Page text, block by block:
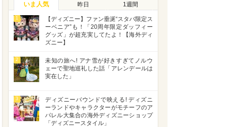
いま人気 昨日 1週間
1
【ディズニー】ファン垂涎“スタバ限定ス
ーベニア”も！「20周年限定ダッフィー
グッズ」が超充実してたよ！【海外ディ
ズニー】
2
未知の旅へ! アナ雪が好きすぎてノルウ
ェーで聖地巡礼した話「アレンデールは
実在した」
3
ディズニーバウンドで映える! ディズニ
ーランドやキャラクターがモチーフのア
パレル大集合の海外ディズニーショップ
「ディズニースタイル」